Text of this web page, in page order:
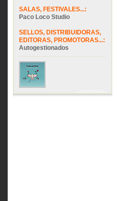
SALAS, FESTIVALES...:
Paco Loco Studio
SELLOS, DISTRIBUIDORAS,
EDITORAS, PROMOTORAS...:
Autogestionados